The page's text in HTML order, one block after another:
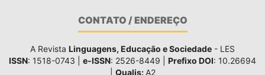
CONTATO / ENDEREÇO
A Revista Linguagens, Educação e Sociedade - LES
ISSN: 1518-0743 | e-ISSN: 2526-8449 | Prefixo DOI: 10.26694
Qualis: A2